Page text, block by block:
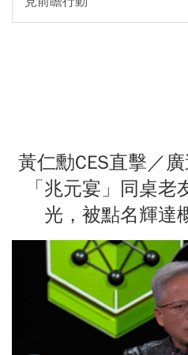
黃仁勳CES直擊／
「兆元宴」同桌
光，被點名輝達